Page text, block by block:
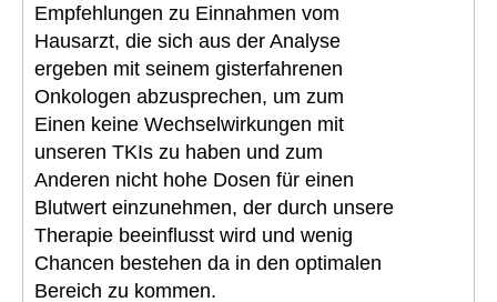
Empfehlungen zu Einnahmen vom
Hausarzt, die sich aus der Analyse
ergeben mit seinem gisterfahrenen
Onkologen abzusprechen, um zum
Einen keine Wechselwirkungen mit
unseren TKIs zu haben und zum
Anderen nicht hohe Dosen für einen
Blutwert einzunehmen, der durch unsere
Therapie beeinflusst wird und wenig
Chancen bestehen da in den optimalen
Bereich zu kommen.